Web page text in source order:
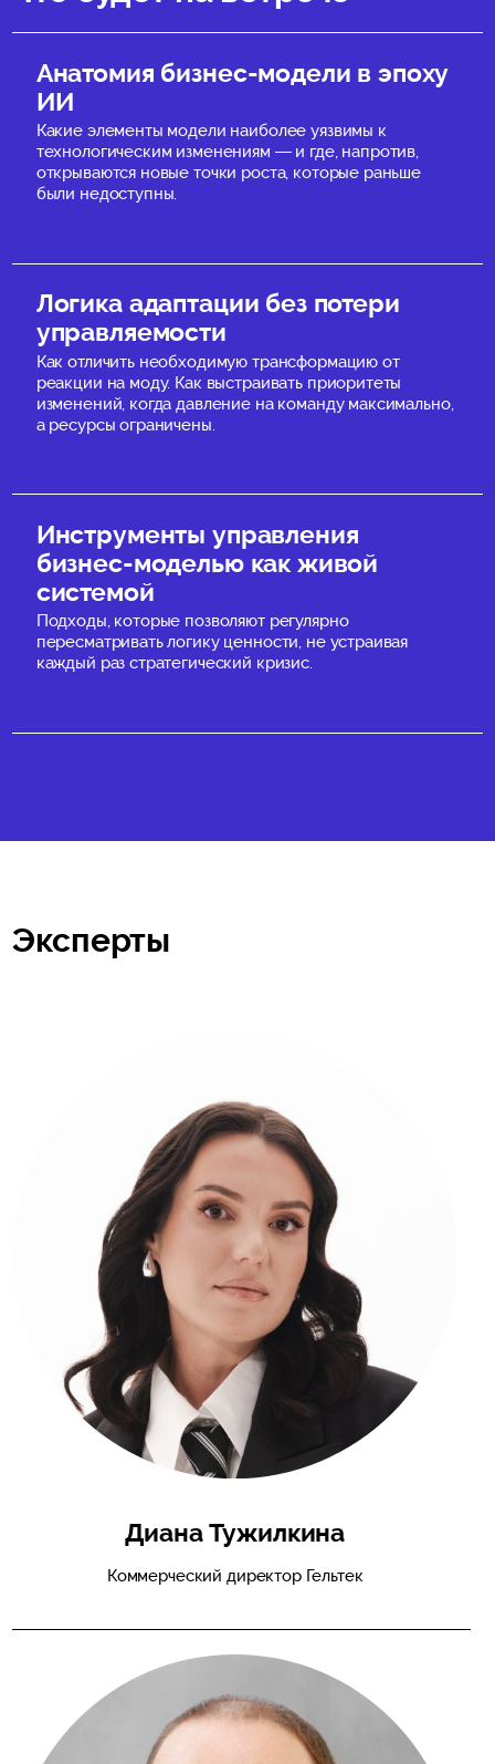
Анатомия бизнес-модели в эпоху
ИИ
Какие элементы модели наиболее уязвимы к
технологическим изменениям — и где, напротив,
открываются новые точки роста, которые раньше
были недоступны.
Логика адаптации без потери
управляемости
Как отличить необходимую трансформацию от
реакции на моду. Как выстраивать приоритеты
изменений, когда давление на команду максимально,
а ресурсы ограничены.
Инструменты управления
бизнес-моделью как живой
системой
Подходы, которые позволяют регулярно
пересматривать логику ценности, не устраивая
каждый раз стратегический кризис.
Эксперты
Диана Тужилкина
Коммерческий директор Гельтек